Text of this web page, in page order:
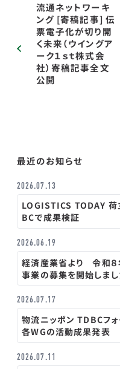
流通ネットワーキ
ング [寄稿記事] 伝
票電子化が切り開
く未来（ウイングア
ーク１ｓｔ株式会
社）寄稿記事全文
公開
最近のお知らせ
2026.07.13
LOGISTICS TODAY 荷
BCで成果検証
2026.06.19
経済産業省より 令和８
事業の募集を開始しまし
2026.07.17
物流ニッポン TDBCフ
各WGの活動成果発表
2026.07.11